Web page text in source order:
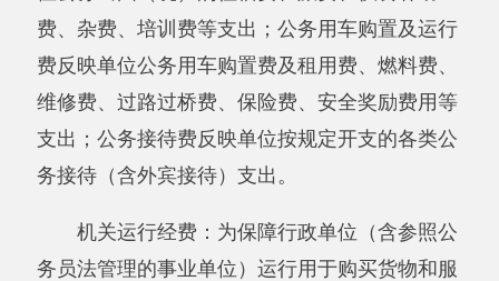
算明细表》
十八、《政府性基金预算财政拨款收入支出
决算表》
十九、《政府性基金预算财政拨款支出决算
明细表》
二十、《政府性基金预算财政拨款基本支出
决算明细表》